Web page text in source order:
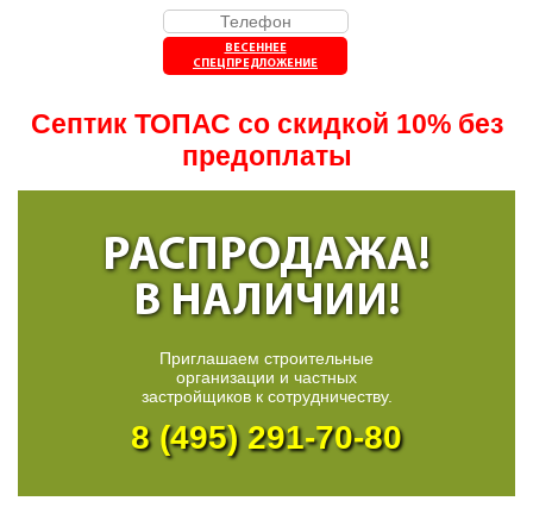
ВЕСЕННЕЕ
СПЕЦПРЕДЛОЖЕНИЕ
Септик ТОПАС со скидкой 10% без
предоплаты
РАСПРОДАЖА!
В НАЛИЧИИ!
Приглашаем строительные
организации и частных
застройщиков к сотрудничеству.
8 (495) 291-70-80